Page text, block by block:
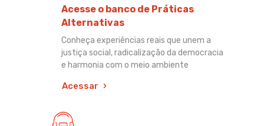
Acesse o banco de Práticas
Alternativas
Conheça experiências reais que unem a
justiça social, radicalização da democracia
e harmonia com o meio ambiente
Acessar